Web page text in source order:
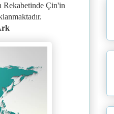
Rekabetinde Çin'in